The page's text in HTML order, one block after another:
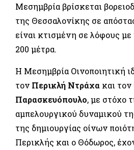
Μεσημβρία βρίσκεται
της Θεσσαλονίκης σε
είναι κτισμένη σε λόφους
200 μέτρα.
Η Μεσημβρία Οινοποιητική
τον Περικλή Ντράχα και τον
Παρασκευόπουλο, με στόχο
αμπελουργικού δυναμικού
της δημιουργίας οίνων
Περικλής και ο Θόδωρος,